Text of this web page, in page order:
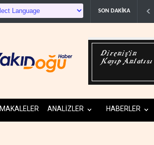
SON DAKİKA
Trump: İran savaşı yakında bitebilir, ABD silah
MAKALELER ANALİZLER HABERLER